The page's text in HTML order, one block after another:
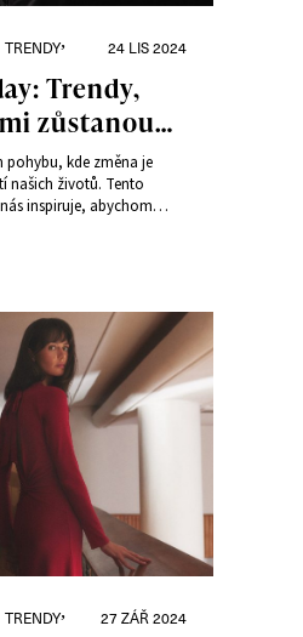
Rubriky:
,
TRENDY Publikováno:
24 LIS 2024
Trendy,
zůstanou
pohybu, kde změna je
našich životů. Tento
inspiruje, abychom
období Black Friday
doplnit šatník o
atraktivní ceny.
Rubriky:
,
TRENDY Publikováno:
27 ZÁŘ 2024